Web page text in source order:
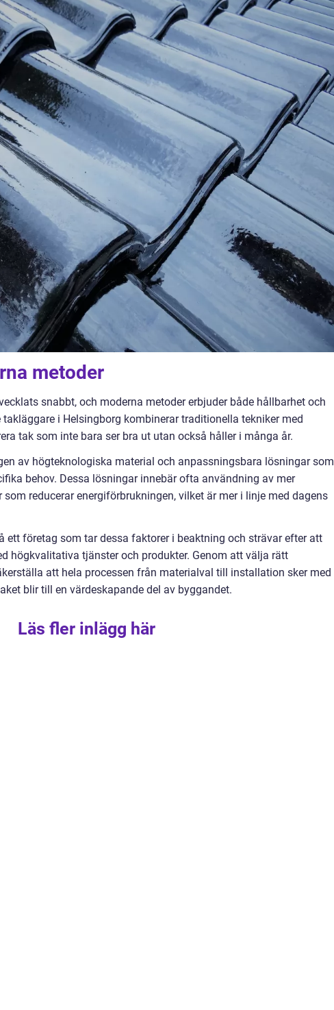
metoder
snabbt, och moderna metoder erbjuder både hållbarhet och
i Helsingborg kombinerar traditionella tekniker med
tak som inte bara ser bra ut utan också håller i många år.
av högteknologiska material och anpassningsbara lösningar som
behov. Dessa lösningar innebär ofta användning av mer
reducerar energiförbrukningen, vilket är mer i linje med dagens
ett företag som tar dessa faktorer i beaktning och strävar efter att
högkvalitativa tjänster och produkter. Genom att välja rätt
att hela processen från materialval till installation sker med
blir till en värdeskapande del av byggandet.
Läs fler inlägg här